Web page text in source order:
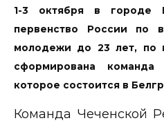
1-3 октября в городе
первенство России по
молодежи до 23 лет, по
сформирована
которое состоится в
Команда Чеченской